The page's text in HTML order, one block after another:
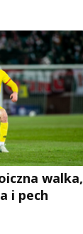
walka,
i pech